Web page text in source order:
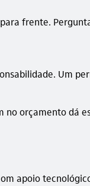
frente.
Um
orçamento dá
apoio